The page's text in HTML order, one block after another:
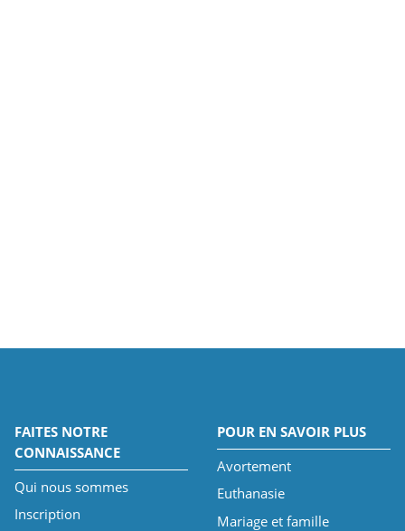
FAITES NOTRE
CONNAISSANCE
Qui nous sommes
Inscription
POUR EN SAVOIR PLUS
Avortement
Euthanasie
Mariage et famille